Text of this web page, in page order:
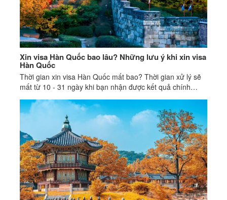
Xin visa Hàn Quốc bao lâu? Những lưu ý khi xin visa
Hàn Quốc
Thời gian xin visa Hàn Quốc mất bao? Thời gian xử lý sẽ
mất từ 10 - 31 ngày khi bạn nhận được kết quả chính
thức.